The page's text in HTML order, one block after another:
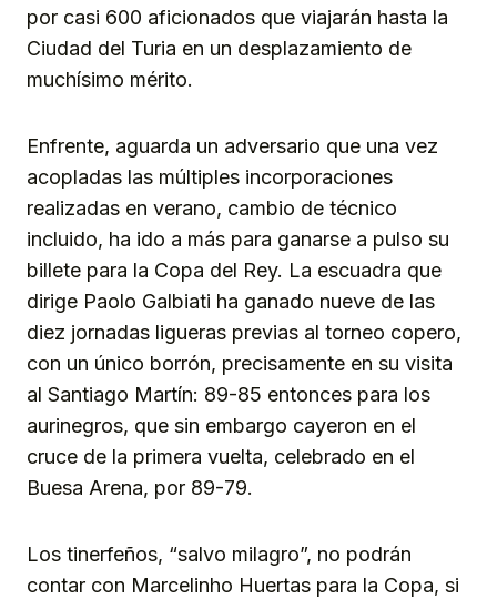
por casi 600 aficionados que viajarán hasta la
Ciudad del Turia en un desplazamiento de
muchísimo mérito.
Enfrente, aguarda un adversario que una vez
acopladas las múltiples incorporaciones
realizadas en verano, cambio de técnico
incluido, ha ido a más para ganarse a pulso su
billete para la Copa del Rey. La escuadra que
dirige Paolo Galbiati ha ganado nueve de las
diez jornadas ligueras previas al torneo copero,
con un único borrón, precisamente en su visita
al Santiago Martín: 89-85 entonces para los
aurinegros, que sin embargo cayeron en el
cruce de la primera vuelta, celebrado en el
Buesa Arena, por 89-79.
Los tinerfeños, “salvo milagro”, no podrán
contar con Marcelinho Huertas para la Copa, si